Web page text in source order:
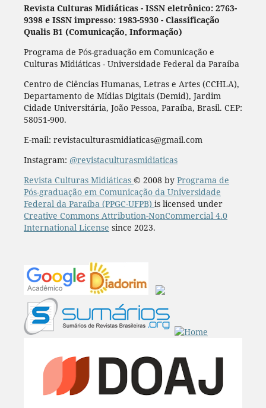
Revista Culturas Midiáticas - ISSN eletrônico: 2763-
9398 e ISSN impresso: 1983-5930 - Classificação
Qualis B1 (Comunicação, Informação)
Programa de Pós-graduação em Comunicação e
Culturas Midiáticas - Universidade Federal da Paraíba
Centro de Ciências Humanas, Letras e Artes (CCHLA),
Departamento de Mídias Digitais (Demid), Jardim
Cidade Universitária, João Pessoa, Paraíba, Brasil. CEP:
58051-900.
E-mail: revistaculturasmidiaticas@gmail.com
Instagram: @revistaculturasmidiaticas
Revista Culturas Midiáticas © 2008 by Programa de
Pós-graduação em Comunicação da Universidade
Federal da Paraíba (PPGC-UFPB) is licensed under
Creative Commons Attribution-NonCommercial 4.0
International License since 2023.